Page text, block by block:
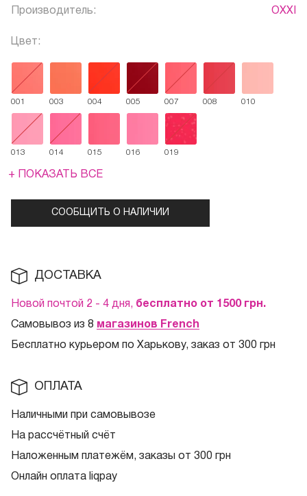
Производитель: OXXI
Цвет:
001 003 004 005 007 008 010
013 014 015 016 019
+ ПОКАЗАТЬ ВСЕ
СООБЩИТЬ О НАЛИЧИИ
ДОСТАВКА
Новой почтой 2 - 4 дня, бесплатно от 1500 грн.
Самовывоз из 8 магазинов French
Бесплатно курьером по Харькову, заказ от 300 грн
ОПЛАТА
Наличными при самовывозе
На рассчётный счёт
Наложенным платежём, заказы от 300 грн
Онлайн оплата liqpay